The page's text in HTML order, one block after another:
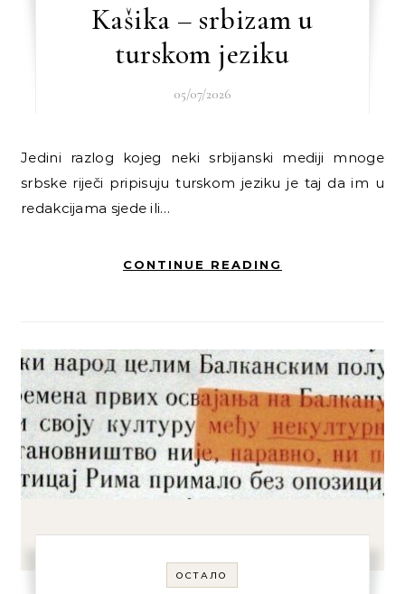
Kašika – srbizam u
turskom jeziku
05/07/2026
Jedini razlog kojeg neki srbijanski mediji mnoge
srbske riječi pripisuju turskom jeziku je taj da im u
redakcijama sjede ili…
CONTINUE READING
ОСТАЛО